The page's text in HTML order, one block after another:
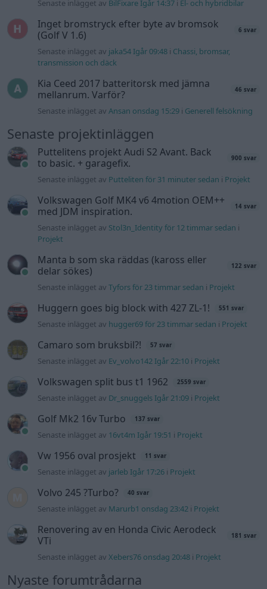
Senaste inlägget av BilFixare Igår 14:37 i El- och hybridbilar
Inget bromstryck efter byte av bromsok
(Golf V 1.6)
6 svar
Senaste inlägget av jaka54 Igår 09:48 i Chassi, bromsar,
transmission och däck
Kia Ceed 2017 batteritorsk med jämna
mellanrum. Varför?
46 svar
Senaste inlägget avAnsan onsdag 15:29 i Generell felsökning
Senaste projektinläggen
Puttelitens projekt Audi S2 Avant. Back
to basic. + garagefix.
900 svar
Senaste inlägget av Putteliten för 31 minuter sedan i Projekt
Volkswagen Golf MK4 v6 4motion OEM++
med JDM inspiration.
14 svar
Senaste inlägget av Stol3n_Identity för 12 timmar sedan i
Projekt
Manta b som ska räddas (kaross eller
delar sökes)
122 svar
Senaste inlägget avTyfors för 23 timmar sedan i Projekt
Huggern goes big block with 427 ZL-1! 551 svar
Senaste inlägget av hugger69 för 23 timmar sedan i Projekt
Camaro som bruksbil?! 57 svar
Senaste inlägget av Ev_volvo142 Igår 22:10 i Projekt
Volkswagen split bus t1 1962 2559 svar
Senaste inlägget av Dr_snuggels Igår 21:09 i Projekt
Golf Mk2 16v Turbo 137 svar
Senaste inlägget av 16vt4m Igår 19:51 i Projekt
Vw 1956 oval prosjekt 11 svar
Senaste inlägget av jarleb Igår 17:26 i Projekt
Volvo 245 ?Turbo? 40 svar
Senaste inlägget av Marurb1 onsdag 23:42 i Projekt
Renovering av en Honda Civic Aerodeck
VTi
181 svar
Senaste inlägget avXebers76 onsdag 20:48 i Projekt
Nyaste forumtrådarna